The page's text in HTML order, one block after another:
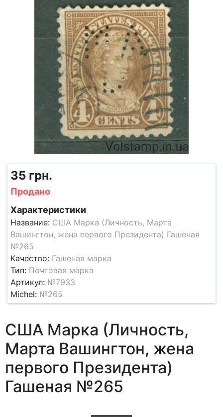
35 грн.
Продано
Характеристики
Название: США Марка (Личность, Марта
Вашингтон, жена первого Президента) Гашеная
№265
Качество: Гашеная марка
Тип: Почтовая марка
Артикул: №7933
Michel: №265
США Марка (Личность,
Марта Вашингтон, жена
первого Президента)
Гашеная №265